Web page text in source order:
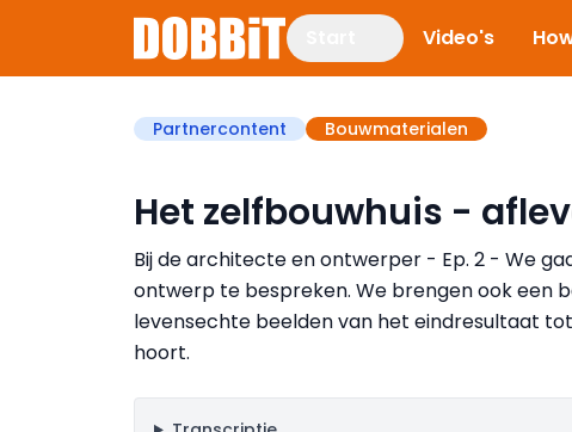
Video's
Partnercontent Bouwmaterialen
Het zelfbouwhuis -
Bij de architecte en ontwerper - Ep. 2 - We
ontwerp te bespreken. We brengen ook een
levensechte beelden van het eindresultaat
hoort.